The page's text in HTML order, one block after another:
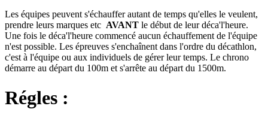
Les équipes peuvent s'échauffer autant de temps qu'elles le veulent,
prendre leurs marques etc AVANT le début de leur déca'l'heure.
Une fois le déca'l'heure commencé aucun échauffement de l'équipe
n'est possible. Les épreuves s'enchaînent dans l'ordre du décathlon,
c'est à l'équipe ou aux individuels de gérer leur temps. Le chrono
démarre au départ du 100m et s'arrête au départ du 1500m.
Régles :